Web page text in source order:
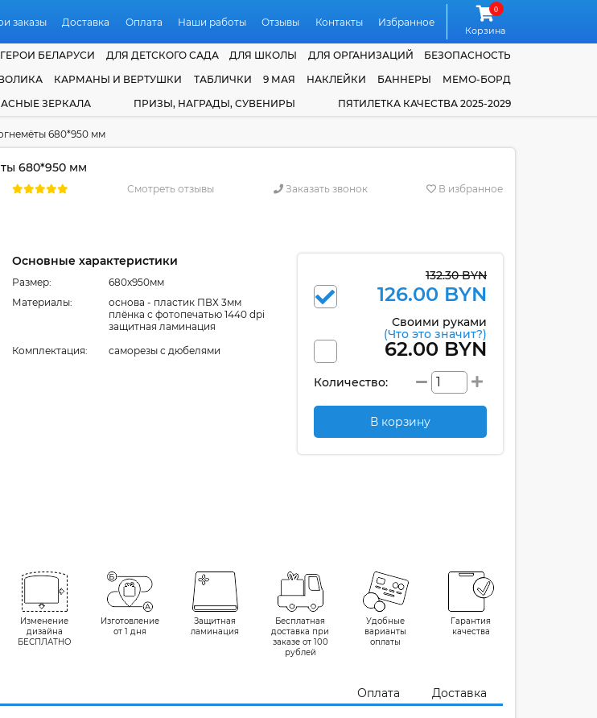
заказы Доставка Оплата Наши работы Отзывы Контакты Избранное
0
Корзина
БЕЛАРУСИ ДЛЯ ДЕТСКОГО САДА ДЛЯ ШКОЛЫ ДЛЯ ОРГАНИЗАЦИЙ
БЕЗОПАСНОСТЬ
КАРМАНЫ И ВЕРТУШКИ ТАБЛИЧКИ 9 МАЯ НАКЛЕЙКИ БАННЕРЫ
МЕМО-БОРД
ЗЕРКАЛА ПРИЗЫ, НАГРАДЫ, СУВЕНИРЫ ПЯТИЛЕТКА КАЧЕСТВА 2025-2029
680*950 мм
680*950 мм
Смотреть отзывы Заказать звонок В избранное
Основные характеристики
Размер:
680x950мм
Материалы:
основа - пластик ПВХ 3мм
плёнка с фотопечатью 1440 dpi
защитная ламинация
Комплектация:
cаморезы с дюбелями
132.30 BYN
126.00 BYN
Своими руками
(Что это значит?)
62.00 BYN
Количество:
В корзину
Изменение
дизайна
БЕСПЛАТНО
Изготовление
от 1 дня
Защитная
ламинация
Бесплатная
доставка при
заказе от 100
рублей
Удобные
варианты
оплаты
Гарантия
качества
Оплата Доставка